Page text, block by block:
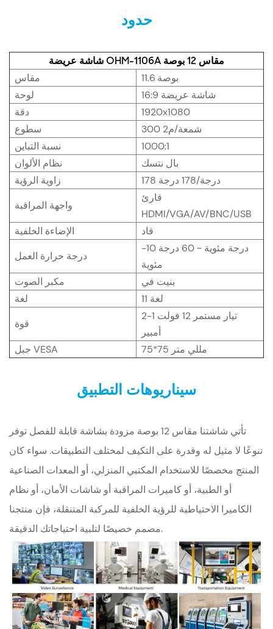
حدود
شاشة عريضة OHM-1106A مقاس 12 بوصة
مقاس
11.6 بوصة
لوحة
شاشة عريضة 16:9
دقة
1920x1080
سطوع
300 شمعة/م2
نسبة التباين
1000:1
نظام الألوان
بال نتسك
زاوية الرؤية
178 درجة/178 درجة
واجهة المراقبة
قارئ
HDMI/VGA/AV/BNC/USB
الإضاءة الخلفية
قاد
درجة حرارة العمل
-10 درجة مئوية ~ 60 درجة
مئوية
مكبر الصوت
بنيت في
لغة
11 لغة
قوة
تيار مستمر 12 فولت 1-2
أمبير
جبل VESA
75*75 مللي متر
سيناريوهات التطبيق
تأتي شاشتنا مقاس 12 بوصة مزودة بشاشة قابلة للفصل توفر
تنوعًا لا مثيل له وقدرة على التكيف لمختلف التطبيقات. سواء كان
المنتج مخصصًا للاستخدام المكتبي المنزلي، أو المعدات الصناعية
أو الطبية، أو كاميرات المراقبة أو شاشات الأمان، أو نظام
الكاميرا الاحتياطية للرؤية الخلفية للمركبة المتنقلة، فإن منتجنا
مصمم خصيصًا لتلبية احتياجاتك الدقيقة.